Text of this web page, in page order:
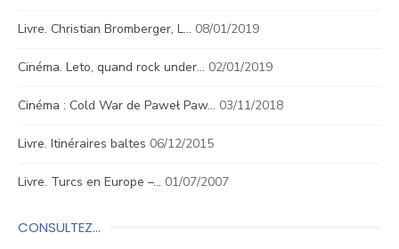
Livre. Christian Bromberger, L… 08/01/2019
Cinéma. Leto, quand rock under… 02/01/2019
Cinéma : Cold War de Paweł Paw… 03/11/2018
Livre. Itinéraires baltes 06/12/2015
Livre. Turcs en Europe –… 01/07/2007
CONSULTEZ…